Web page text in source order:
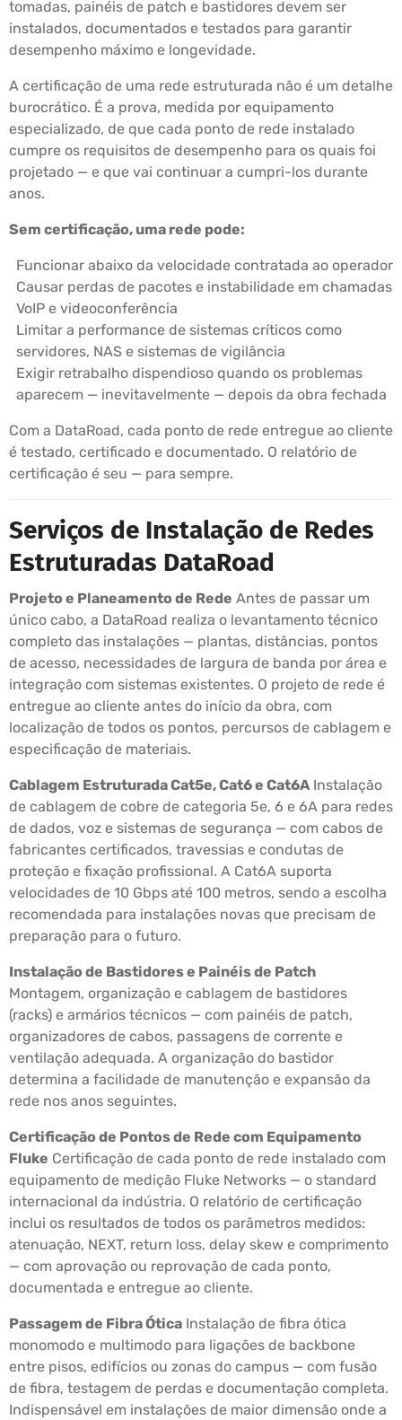
tomadas, painéis de patch e bastidores devem ser
instalados, documentados e testados para garantir
desempenho máximo e longevidade.
A certificação de uma rede estruturada não é um detalhe
burocrático. É a prova, medida por equipamento
especializado, de que cada ponto de rede instalado
cumpre os requisitos de desempenho para os quais foi
projetado — e que vai continuar a cumpri-los durante
anos.
Sem certificação, uma rede pode:
Funcionar abaixo da velocidade contratada ao operador
Causar perdas de pacotes e instabilidade em chamadas
VoIP e videoconferência
Limitar a performance de sistemas críticos como
servidores, NAS e sistemas de vigilância
Exigir retrabalho dispendioso quando os problemas
aparecem — inevitavelmente — depois da obra fechada
Com a DataRoad, cada ponto de rede entregue ao cliente
é testado, certificado e documentado. O relatório de
certificação é seu — para sempre.
Serviços de Instalação de Redes
Estruturadas DataRoad
Projeto e Planeamento de Rede Antes de passar um
único cabo, a DataRoad realiza o levantamento técnico
completo das instalações — plantas, distâncias, pontos
de acesso, necessidades de largura de banda por área e
integração com sistemas existentes. O projeto de rede é
entregue ao cliente antes do início da obra, com
localização de todos os pontos, percursos de cablagem e
especificação de materiais.
Cablagem Estruturada Cat5e, Cat6 e Cat6A Instalação
de cablagem de cobre de categoria 5e, 6 e 6A para redes
de dados, voz e sistemas de segurança — com cabos de
fabricantes certificados, travessias e condutas de
proteção e fixação profissional. A Cat6A suporta
velocidades de 10 Gbps até 100 metros, sendo a escolha
recomendada para instalações novas que precisam de
preparação para o futuro.
Instalação de Bastidores e Painéis de Patch
Montagem, organização e cablagem de bastidores
(racks) e armários técnicos — com painéis de patch,
organizadores de cabos, passagens de corrente e
ventilação adequada. A organização do bastidor
determina a facilidade de manutenção e expansão da
rede nos anos seguintes.
Certificação de Pontos de Rede com Equipamento
Fluke Certificação de cada ponto de rede instalado com
equipamento de medição Fluke Networks — o standard
internacional da indústria. O relatório de certificação
inclui os resultados de todos os parâmetros medidos:
atenuação, NEXT, return loss, delay skew e comprimento
— com aprovação ou reprovação de cada ponto,
documentada e entregue ao cliente.
Passagem de Fibra Ótica Instalação de fibra ótica
monomodo e multimodo para ligações de backbone
entre pisos, edifícios ou zonas do campus — com fusão
de fibra, testagem de perdas e documentação completa.
Indispensável em instalações de maior dimensão onde a